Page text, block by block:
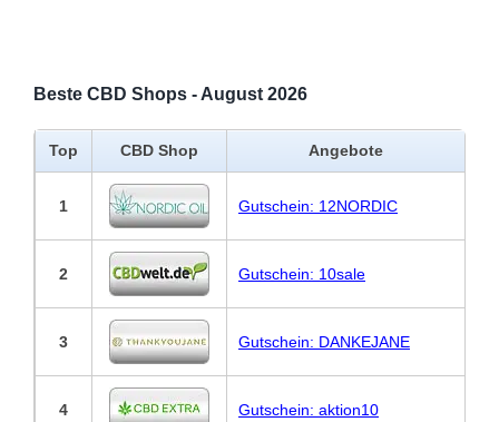
Beste CBD Shops - August 2026
Top CBD Shop Angebote
1 Gutschein: 12NORDIC
2 Gutschein: 10sale
3 Gutschein: DANKEJANE
4 Gutschein: aktion10